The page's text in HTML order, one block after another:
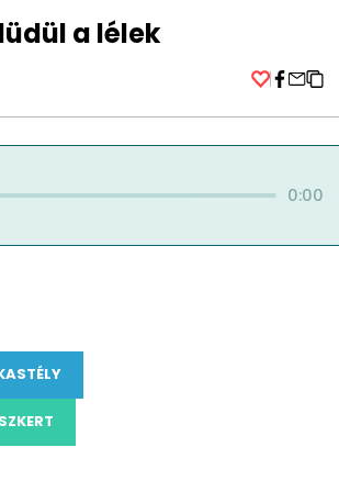
a lélek
0:00